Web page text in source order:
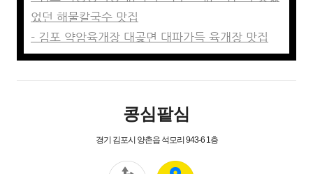
었던 해물칼국수 맛집
- 김포 약암육개장 대곶면 대파가득 육개장 맛집